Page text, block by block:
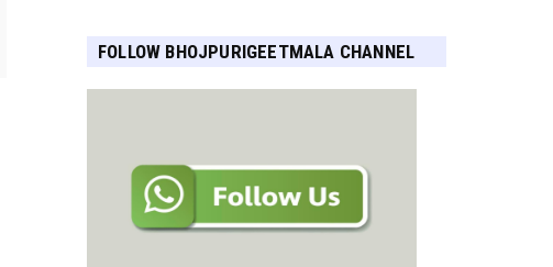
FOLLOW BHOJPURIGEETMALA CHANNEL